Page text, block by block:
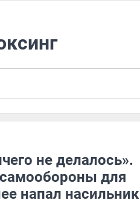
не делалось».
самообороны для
напал насильник